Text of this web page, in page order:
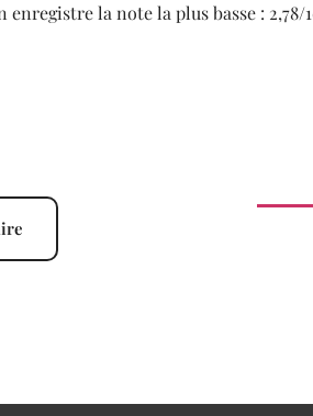
la note la plus basse : 2,78/